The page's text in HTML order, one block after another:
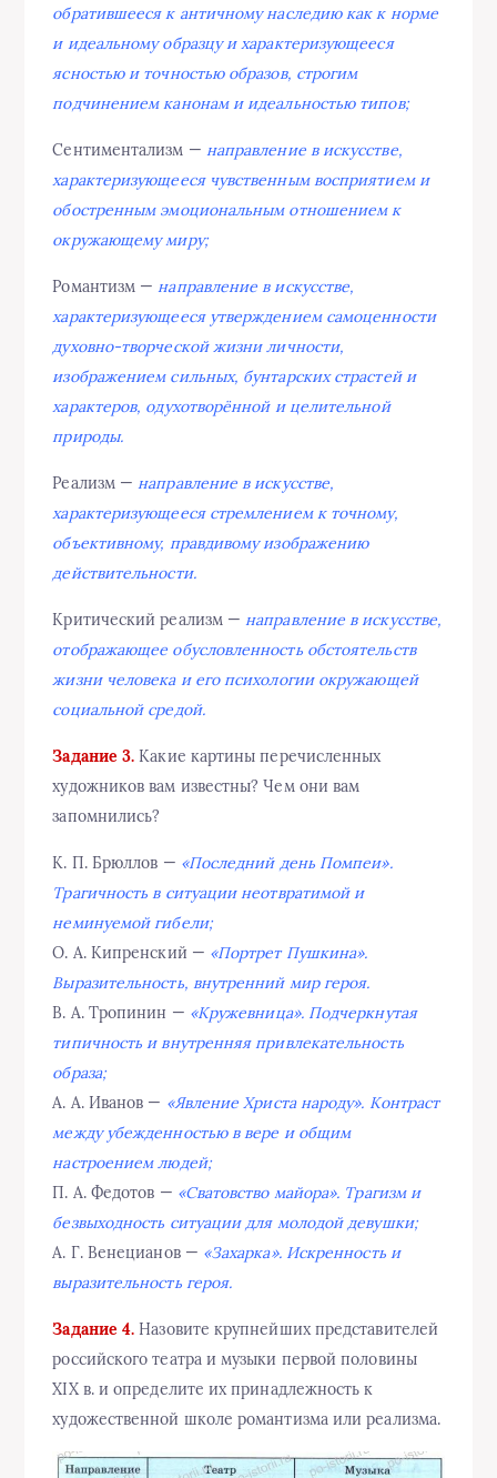
обратившееся к античному наследию как к норме
и идеальному образцу и характеризующееся
ясностью и точностью образов, строгим
подчинением канонам и идеальностью типов;
Сентиментализм — направление в искусстве,
характеризующееся чувственным восприятием и
обостренным эмоциональным отношением к
окружающему миру;
Романтизм —направление в искусстве,
характеризующееся утверждением самоценности
духовно-творческой жизни личности,
изображением сильных, бунтарских страстей и
характеров, одухотворённой и целительной
природы.
Реализм —направление в искусстве,
характеризующееся стремлением к точному,
объективному, правдивому изображению
действительности.
Критический реализм —направление в искусстве,
отображающее обусловленность обстоятельств
жизни человека и его психологии окружающей
социальной средой.
Задание 3. Какие картины перечисленных
художников вам известны? Чем они вам
запомнились?
К. П. Брюллов — «Последний день Помпеи».
Трагичность в ситуации неотвратимой и
неминуемой гибели;
О. А. Кипренский — «Портрет Пушкина».
Выразительность, внутренний мир героя.
В. А. Тропинин — «Кружевница». Подчеркнутая
типичность и внутренняя привлекательность
образа;
А. А. Иванов — «Явление Христа народу». Контраст
между убежденностью в вере и общим
настроением людей;
П. А. Федотов — «Сватовство майора». Трагизм и
безвыходность ситуации для молодой девушки;
А. Г. Венецианов — «Захарка». Искренность и
выразительность героя.
Задание 4. Назовите крупнейших представителей
российского театра и музыки первой половины
XIX в. и определите их принадлежность к
художественной школе романтизма или реализма.